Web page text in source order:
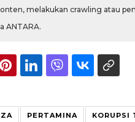
melakukan crawling atau
ANTARA.
PERTAMINA KORUPSI